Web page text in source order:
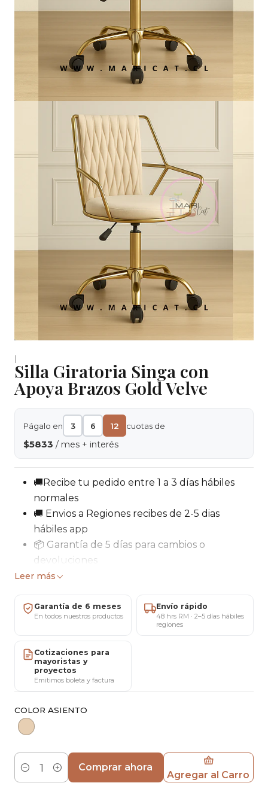
|
Silla Giratoria Singa con
Apoya Brazos Gold Velve
Págalo en 3 6 12 cuotas de
$5833 / mes + interés
🚚Recibe tu pedido entre 1 a 3 días hábiles
normales
🚚 Envios a Regiones recibes de 2-5 dias
hábiles app
📦 Garantía de 5 días para cambios o
devoluciones
🛠 Garantía total de 6 meses por Maricat
Silla de oficina de estilo moderno y elegante,
diseñada para brindar comodidad y estética en
combinación de estructura metálica dorada con
un tapizado aterciopelado en tono rosa pastel,
ofreciendo un diseño sofisticado y decorativo.
Especificaciones Técnicas
Tipo de silla:Silla de oficina / escritorio
Estructura:Metal con acabado dorado
Leer más
Garantía de 6 meses
En todos nuestros productos
Envío rápido
48 hrs RM · 2–5 días hábiles
regiones
Cotizaciones para
mayoristas y
proyectos
Emitimos boleta y factura
COLOR ASIENTO
Cantidad Agregar al Carro
Comprar ahora